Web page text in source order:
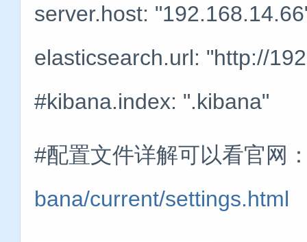
server.host:
elasticsearch.url: "http://
#kibana.index: ".kibana"
#配置文件详解可以看官网
bana/current/settings.html